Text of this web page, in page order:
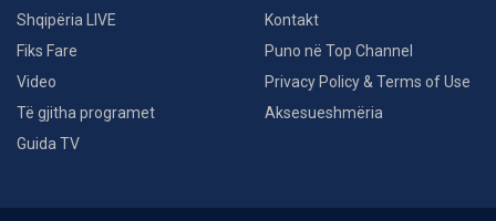
Shqipëria LIVE
Fiks Fare
Video
Të gjitha programet
Guida TV
Kontakt
Puno në Top Channel
Privacy Policy & Terms of Use
Aksesueshmëria